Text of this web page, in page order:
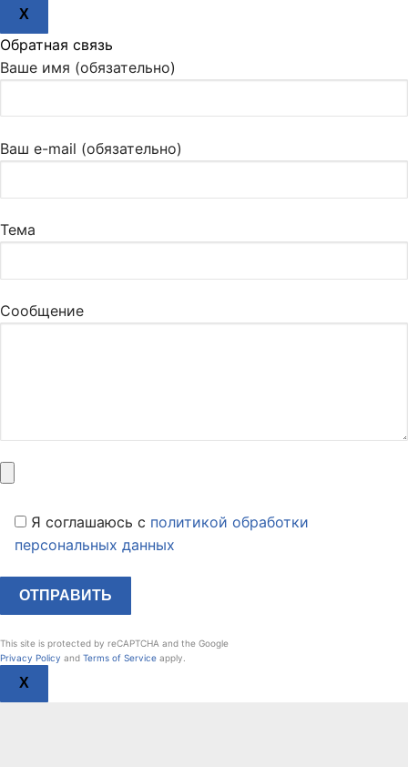
X
Обратная связь
Ваше имя (обязательно)
Ваш e-mail (обязательно)
Тема
Сообщение
Я соглашаюсь c политикой обработки
персональных данных
This site is protected by reCAPTCHA and the Google
Privacy Policy and Terms of Service apply.
X